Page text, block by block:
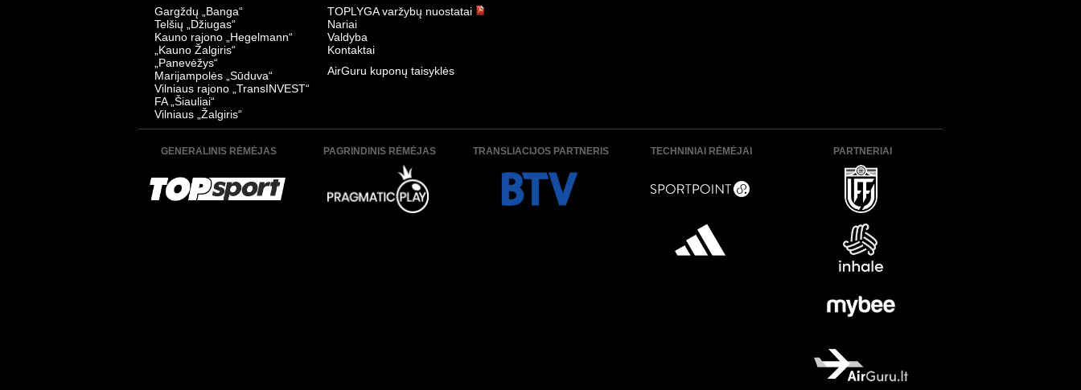
Gargždų „Banga“
Telšių „Džiugas“
Kauno rajono „Hegelmann“
„Kauno Žalgiris“
„Panevėžys“
Marijampolės „Sūduva“
Vilniaus rajono „TransINVEST“
FA „Šiauliai“
Vilniaus „Žalgiris“
TOPLYGA varžybų nuostatai
Nariai
Valdyba
Kontaktai
AirGuru kuponų taisyklės
GENERALINIS RĖMĖJAS PAGRINDINIS RĖMĖJAS TRANSLIACIJOS PARTNERIS TECHNINIAI RĖMĖJAI PARTNERIAI